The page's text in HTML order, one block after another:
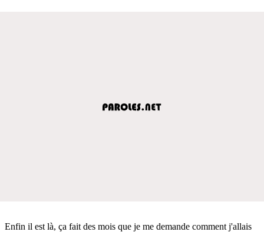
Enfin il est là, ça fait des mois que je me demande comment j'allais